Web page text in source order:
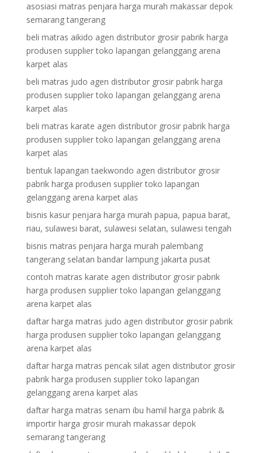
asosiasi matras penjara harga murah makassar depok
semarang tangerang
beli matras aikido agen distributor grosir pabrik harga
produsen supplier toko lapangan gelanggang arena
karpet alas
beli matras judo agen distributor grosir pabrik harga
produsen supplier toko lapangan gelanggang arena
karpet alas
beli matras karate agen distributor grosir pabrik harga
produsen supplier toko lapangan gelanggang arena
karpet alas
bentuk lapangan taekwondo agen distributor grosir
pabrik harga produsen supplier toko lapangan
gelanggang arena karpet alas
bisnis kasur penjara harga murah papua, papua barat,
riau, sulawesi barat, sulawesi selatan, sulawesi tengah
bisnis matras penjara harga murah palembang
tangerang selatan bandar lampung jakarta pusat
contoh matras karate agen distributor grosir pabrik
harga produsen supplier toko lapangan gelanggang
arena karpet alas
daftar harga matras judo agen distributor grosir pabrik
harga produsen supplier toko lapangan gelanggang
arena karpet alas
daftar harga matras pencak silat agen distributor grosir
pabrik harga produsen supplier toko lapangan
gelanggang arena karpet alas
daftar harga matras senam ibu hamil harga pabrik &
importir harga grosir murah makassar depok
semarang tangerang